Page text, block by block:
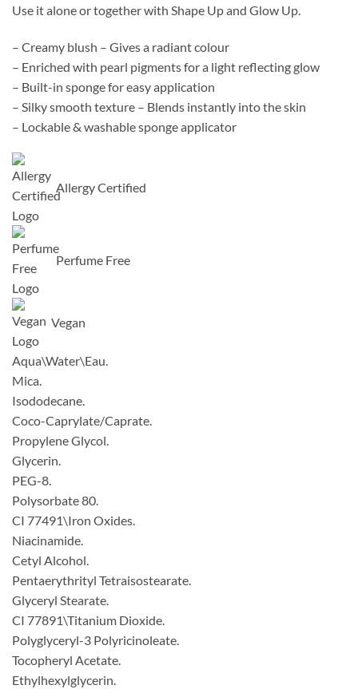
Use it alone or together with Shape Up and Glow Up.
– Creamy blush – Gives a radiant colour
– Enriched with pearl pigments for a light reflecting glow
– Built-in sponge for easy application
– Silky smooth texture – Blends instantly into the skin
– Lockable & washable sponge applicator
Allergy Certified
Perfume Free
Vegan
Aqua\Water\Eau.
Mica.
Isododecane.
Coco-Caprylate/Caprate.
Propylene Glycol.
Glycerin.
PEG-8.
Polysorbate 80.
CI 77491\Iron Oxides.
Niacinamide.
Cetyl Alcohol.
Pentaerythrityl Tetraisostearate.
Glyceryl Stearate.
CI 77891\Titanium Dioxide.
Polyglyceryl-3 Polyricinoleate.
Tocopheryl Acetate.
Ethylhexylglycerin.